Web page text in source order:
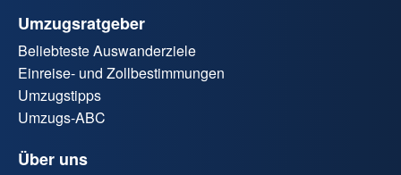
Umzugsratgeber
Beliebteste Auswanderziele
Einreise- und Zollbestimmungen
Umzugstipps
Umzugs-ABC
Über uns